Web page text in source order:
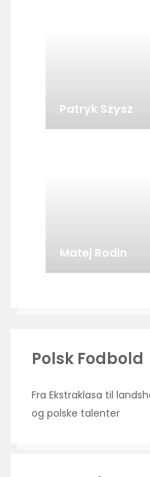
Patryk Szysz
Matej Rodin
Polsk Fodbold
Fra Ekstraklasa til
og polske talenter